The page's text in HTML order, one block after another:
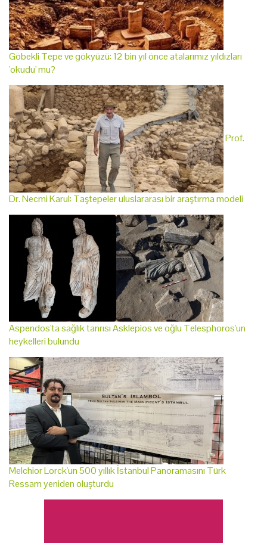
Göbekli Tepe ve gökyüzü: 12 bin yıl önce atalarımız yıldızları
'okudu' mu?
Prof.
Dr. Necmi Karul: Taştepeler uluslararası bir araştırma modeli
Aspendos'ta sağlık tanrısı Asklepios ve oğlu Telesphoros'un
heykelleri bulundu
Melchior Lorck'un 500 yıllık İstanbul Panoramasını Türk
Ressam yeniden oluşturdu